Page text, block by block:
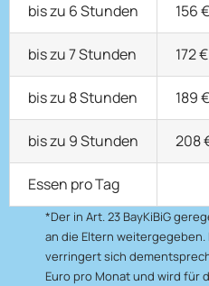
bis zu 6 Stunden 156
bis zu 7 Stunden 172
bis zu 8 Stunden 189
bis zu 9 Stunden 208
Essen pro Tag
*Der in Art. 23 BayKiBiG
an die Eltern
verringert sich
Euro pro Monat und wird für